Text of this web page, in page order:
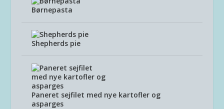
Børnepasta
Shepherds pie
Paneret sejfilet med nye kartofler og
asparges